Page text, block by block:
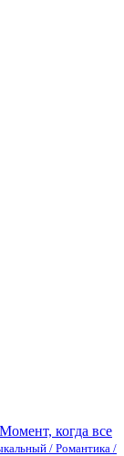
когда все
/ Романтика /